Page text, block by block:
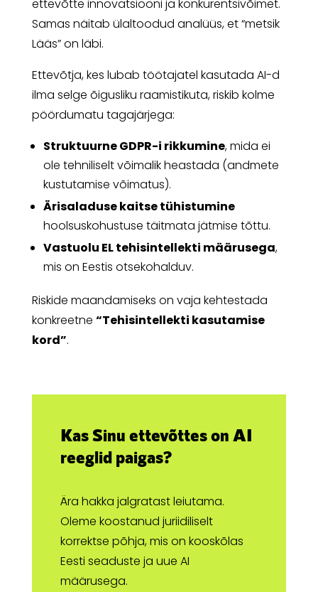
ettevõtte innovatsiooni ja konkurentsivõimet.
Samas näitab ülaltoodud analüüs, et “metsik
Lääs” on läbi.
Ettevõtja, kes lubab töötajatel kasutada AI-d
ilma selge õigusliku raamistikuta, riskib kolme
pöördumatu tagajärjega:
Struktuurne GDPR-i rikkumine, mida ei
ole tehniliselt võimalik heastada (andmete
kustutamise võimatus).
Ärisaladuse kaitse tühistumine
hoolsuskohustuse täitmata jätmise tõttu.
Vastuolu EL tehisintellekti määrusega,
mis on Eestis otsekohalduv.
Riskide maandamiseks on vaja kehtestada
konkreetne “Tehisintellekti kasutamise
kord”.
Kas Sinu ettevõttes on AI
reeglid paigas?
Ära hakka jalgratast leiutama.
Oleme koostanud juriidiliselt
korrektse põhja, mis on kooskõlas
Eesti seaduste ja uue AI
määrusega.